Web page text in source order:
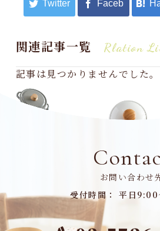
関連記事一覧 Rlation
記事は見つかりませんでした。
お問い合わせ
受付時間： 平日